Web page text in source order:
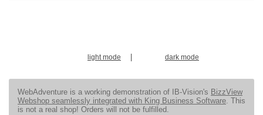
light mode dark mode
WebAdventure is a working demonstration of IB-Vision's BizzView
Webshop seamlessly integrated with King Business Software. This
is not a real shop! Orders will not be fulfilled.